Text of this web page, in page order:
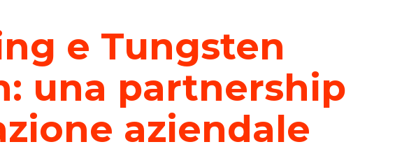
e Tungsten
una partnership
aziendale